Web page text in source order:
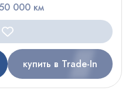
000 км
купить в Trade-In